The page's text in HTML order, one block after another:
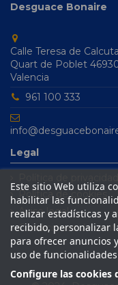
Desguace Bonaire
Calle Teresa de
Quart de Poblet
Valencia
961 100 333
Legal
Política de cookies
Aviso legal
Condiciones de
Este sitio Web utiliza
habilitar las
realizar estadísticas y
recibido, personalizar
para ofrecer anuncios
uso de
Configure las cookies